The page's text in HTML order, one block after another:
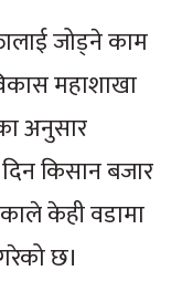
जोड्ने काम
महाशाखा
अनुसार
किसान बजार
केही वडामा
छ।